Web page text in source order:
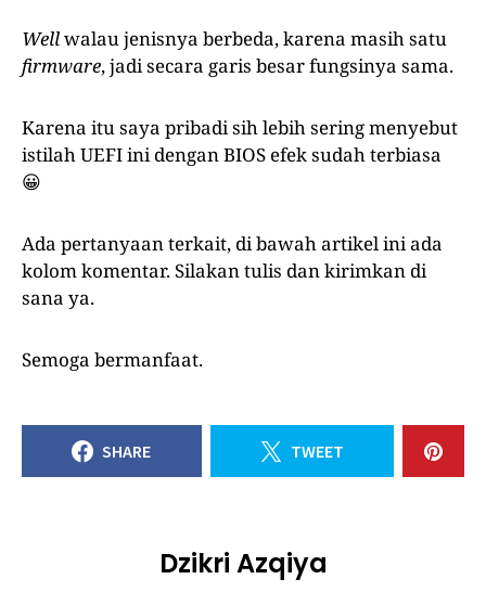
Wellwalau jenisnya berbeda, karena masih satu
firmware, jadi secara garis besar fungsinya sama.
Karena itu saya pribadi sih lebih sering menyebut
istilah UEFI ini dengan BIOS efek sudah terbiasa
😀
Ada pertanyaan terkait, di bawah artikel ini ada
kolom komentar. Silakan tulis dan kirimkan di
sana ya.
Semoga bermanfaat.
SHARE TWEET
Dzikri Azqiya